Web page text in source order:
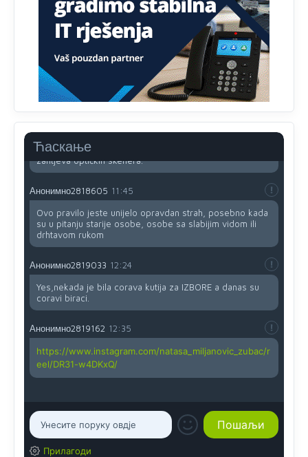
Ћаскање
tablet
Анонимно2818605
11:34
Najveći dio populacije starije od 65 godina uopšte ne
koristi internet, niti ima pristup računarima
Анонимно2818605 11:45
obojiti (popuniti) uvedeno je isključivo zbog tehničkih
zahtjeva optičkih skenera.
Анонимно2818605 11:45
Ovo pravilo jeste unijelo opravdan strah, posebno kada
su u pitanju starije osobe, osobe sa slabijim vidom ili
drhtavom rukom
Анонимно2819033 12:24
Yes,nekada je bila corava kutija za IZBORE a danas su
coravi biraci.
Анонимно2819162 12:35
https://www.instagram.com/natasa_miljanovic_zubac/r
eel/DR31-w4DKxQ/
Прилагоди